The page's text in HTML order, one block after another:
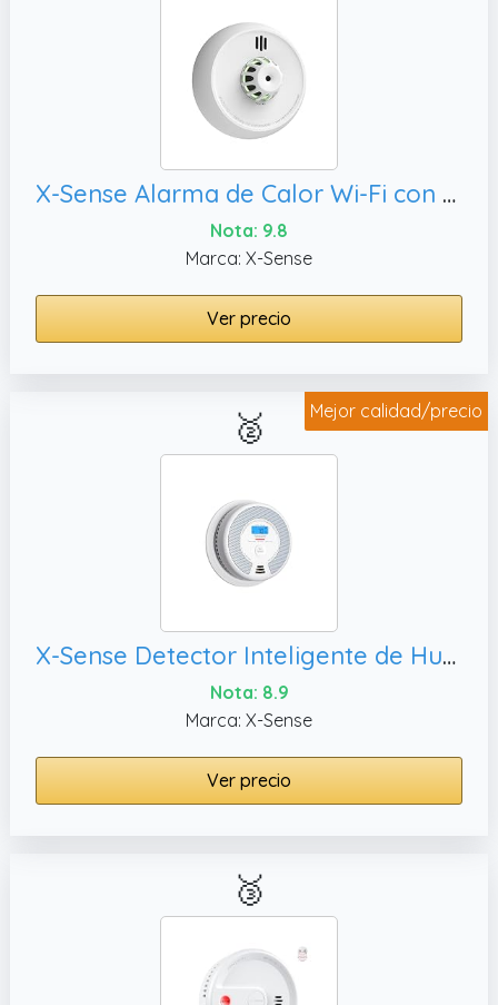
X-Sense Alarma de Calor Wi-Fi con batería sellada de 7 años y fácil configuración, XH02-M
Nota: 9.8
Marca: X-Sense
Ver precio
Mejor calidad/precio
🥈
X-Sense Detector Inteligente de Humo y Monóxido de Carbono Inteligente, 1 Paquete
Nota: 8.9
Marca: X-Sense
Ver precio
🥉